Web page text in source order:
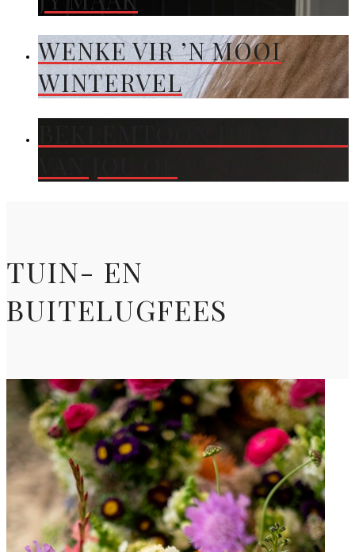
WENKE VIR ’N MOOI
WINTERVEL
TUIN- EN
BUITELUGFEES